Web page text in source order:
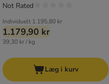
Individuelt 1.195,80 kr
1.179,90 kr
39,30 kr / kg
Not Rated
Læg i kurv